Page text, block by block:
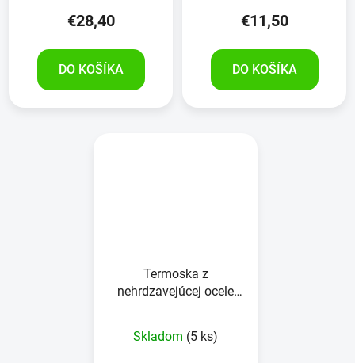
€28,40
DO KOŠÍKA
€11,50
DO KOŠÍKA
Termoska z
nehrdzavejúcej ocele
Skladom (5 ks)